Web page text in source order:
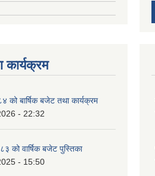
बार्षिक बजेट तथा कार्यक्रम
- 22:32
को वार्षिक बजेट पुस्तिका
- 15:50